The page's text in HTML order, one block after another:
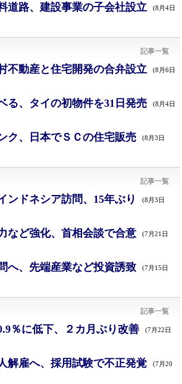
道路、建設事業の子会社設立 (8月4日
記事一覧
不動産と住宅開発の合弁設立 (8月6日
る、タイの初物件を31日発売 (8月4日
ク、日本でＳＣの住宅販売 (8月3日
記事一覧
ンドネシア訪問、15年ぶり (8月3日
など強化、首相会談で合意 (7月21日
へ、先端産業など投資誘致 (7月15日
記事一覧
％に低下、２カ月ぶり改善 (7月22日
解雇へ、採用試験で不正発覚
(7月20